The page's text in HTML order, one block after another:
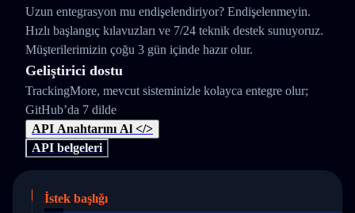
Uzun entegrasyon mu endişelendiriyor? Endişelenmeyin.
Hızlı başlangıç kılavuzları ve 7/24 teknik destek sunuyoruz.
Müşterilerimizin çoğu 3 gün içinde hazır olur.
Geliştirici dostu
TrackingMore, mevcut sisteminizle kolayca entegre olur;
GitHub’da 7 dilde
API Anahtarını Al </>
API belgeleri
İstek başlığı